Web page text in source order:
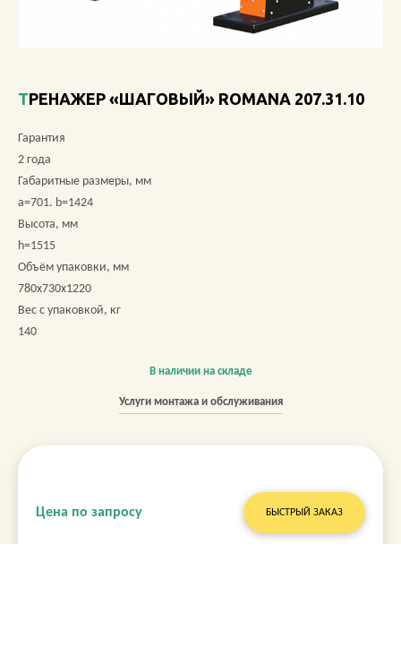
ОБЗОРЫ
ТРЕНАЖЕР «ШАГОВЫЙ» ROMANA 207.31.10
Гарантия
2 года
Габаритные размеры, мм
a=701. b=1424
Высота, мм
h=1515
Объём упаковки, мм
780х730х1220
Вес с упаковкой, кг
140
В наличии на складе
Услуги монтажа и обслуживания
Цена по запросу БЫСТРЫЙ ЗАКАЗ